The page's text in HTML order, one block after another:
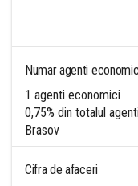
Numar agenti
1 agenti economici
0,75% din totalul
Brasov
Cifra de afaceri